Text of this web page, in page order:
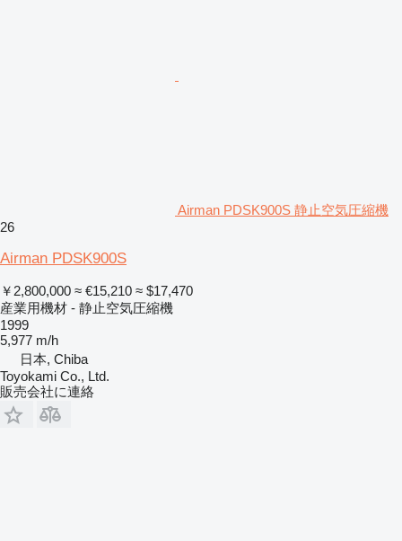
Airman PDSK900S 静止空気圧縮機
26
Airman PDSK900S
￥2,800,000 ≈ €15,210 ≈ $17,470
産業用機材 - 静止空気圧縮機
1999
5,977 m/h
日本, Chiba
Toyokami Co., Ltd.
販売会社に連絡